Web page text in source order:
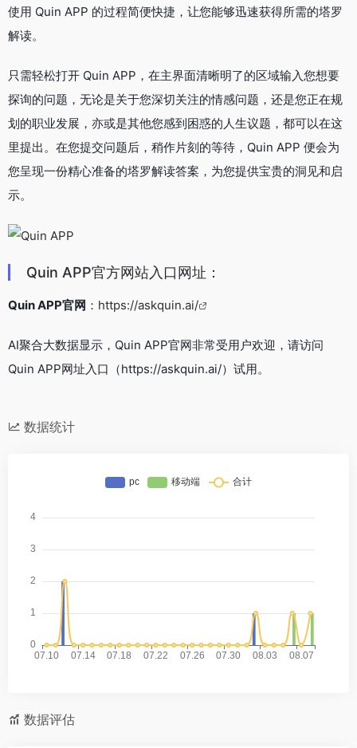
使用 Quin APP 的过程简便快捷，让您能够迅速获得所需的塔罗
解读。
只需轻松打开 Quin APP，在主界面清晰明了的区域输入您想要
探询的问题，无论是关于您深切关注的情感问题，还是您正在规
划的职业发展，亦或是其他您感到困惑的人生议题，都可以在这
里提出。在您提交问题后，稍作片刻的等待，Quin APP 便会为
您呈现一份精心准备的塔罗解读答案，为您提供宝贵的洞见和启
示。
Quin APP官方网站入口网址：
Quin APP官网 ： https://askquin.ai/
AI聚合大数据显示，Quin APP官网非常受用户欢迎，请访问
Quin APP网址入口（https://askquin.ai/）试用。
数据统计
数据评估